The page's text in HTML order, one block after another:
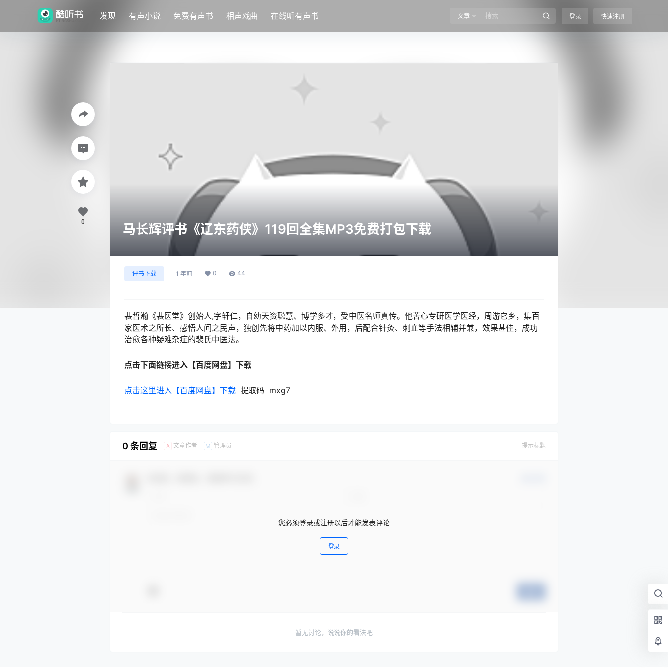
发现 有声小说 免费有声书 相声戏曲 在线听有声书 文章 登录 快速注册
马长辉评书《辽东药侠》119回全集MP3免费打包下载
评书下载 1 年前 0 44
裴哲瀚《裴医堂》创始人,字轩仁，自幼天资聪慧、博学多才，受中医名师真传。他苦心专研医学医经，周游它乡，集百
家医术之所长、感悟人间之民声，独创先将中药加以内服、外用，后配合针灸、刺血等手法相辅并兼，效果甚佳，成功
治愈各种疑难杂症的裴氏中医法。
点击下面链接进入【百度网盘】下载
点击这里进入【百度网盘】下载 提取码 mxg7
0
0 条回复 A 文章作者 M 管理员 提示标题
您必须登录或注册以后才能发表评论
登录
暂无讨论，说说你的看法吧